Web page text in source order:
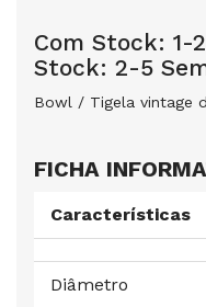
Com Stock: 1-
Stock: 2-5
Bowl / Tigela vintage
FICHA
Características
Diâmetro